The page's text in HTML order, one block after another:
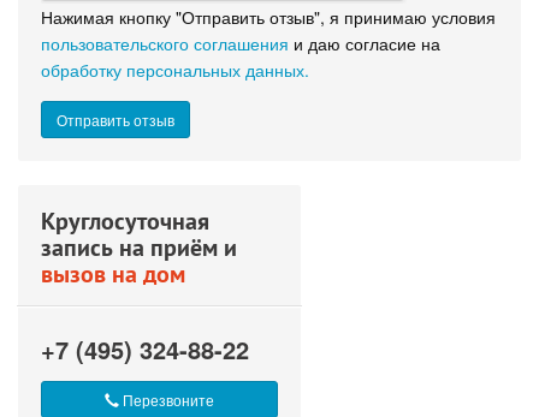
Нажимая кнопку "Отправить отзыв", я принимаю условия
пользовательского соглашения и даю согласие на
обработку персональных данных.
Круглосуточная
запись на приём и
вызов на дом
+7 (495) 324-88-22
Перезвоните